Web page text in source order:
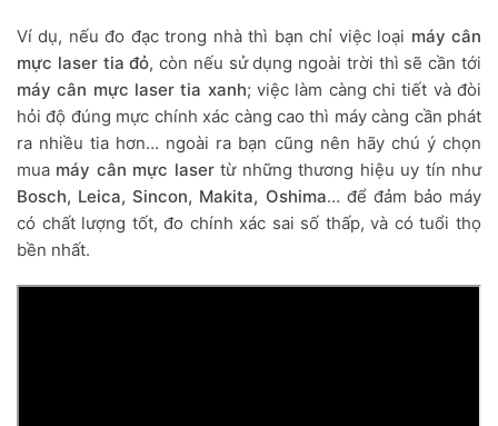
Ví dụ, nếu đo đạc trong nhà thì bạn chỉ việc loại máy cân
mực laser tia đỏ, còn nếu sử dụng ngoài trời thì sẽ cần tới
máy cân mực laser tia xanh; việc làm càng chi tiết và đòi
hỏi độ đúng mực chính xác càng cao thì máy càng cần phát
ra nhiều tia hơn… ngoài ra bạn cũng nên hãy chú ý chọn
mua máy cân mực lasertừ những thương hiệu uy tín như
Bosch, Leica, Sincon, Makita, Oshima… để đảm bảo máy
có chất lượng tốt, đo chính xác sai số thấp, và có tuổi thọ
bền nhất.